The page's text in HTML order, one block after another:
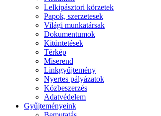
Lelkipásztori körzetek
Papok, szerzetesek
Világi munkatársak
Dokumentumok
Kitüntetések
Térkép
Miserend
Linkgyűjtemény
Nyertes pályázatok
Közbeszerzés
Adatvédelem
Gyűjteményeink